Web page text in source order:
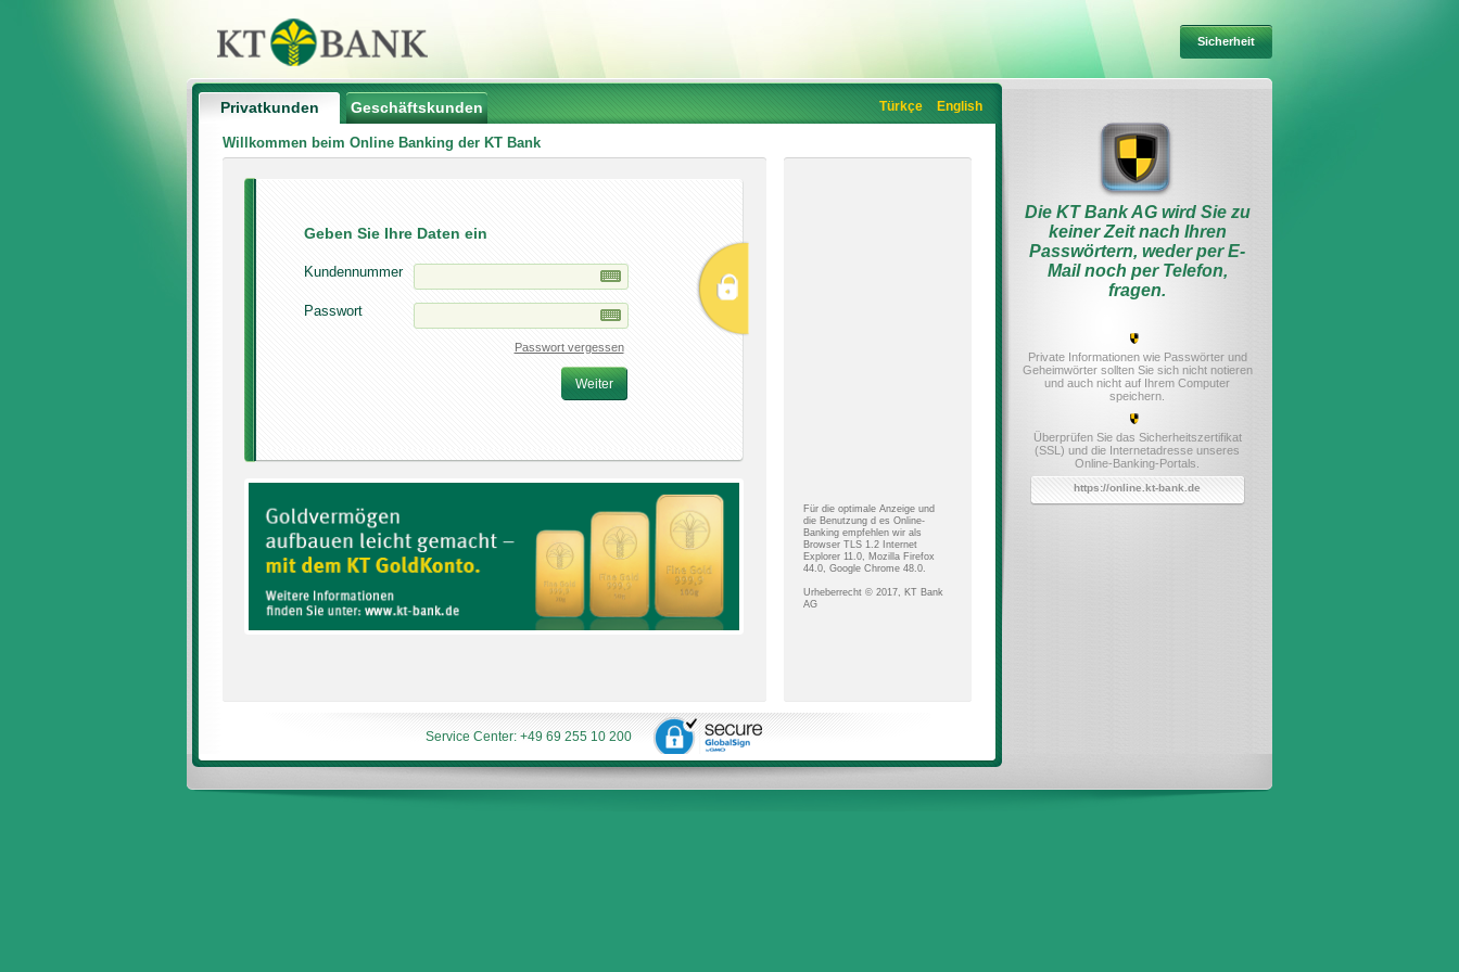
Sicherheit
Privatkunden Geschäftskunden Türkçe English
Willkommen beim Online Banking der KT Bank
Geben Sie Ihre Daten ein
Kundennummer
Passwort
Passwort vergessen
Für die optimale Anzeige und
die Benutzung d es Online-
Banking empfehlen wir als
Browser TLS 1.2 Internet
Explorer 11.0, Mozilla Firefox
44.0, Google Chrome 48.0.
Urheberrecht © 2017, KT Bank
AG
Service Center: +49 69 255 10 200
Die KT Bank AG wird Sie zu
keiner Zeit nach Ihren
Passwörtern, weder per E-
Mail noch per Telefon,
fragen.
Private Informationen wie Passwörter und
Geheimwörter sollten Sie sich nicht notieren
und auch nicht auf Ihrem Computer
speichern.
Überprüfen Sie das Sicherheitszertifikat
(SSL) und die Internetadresse unseres
Online-Banking-Portals.
https://online.kt-bank.de